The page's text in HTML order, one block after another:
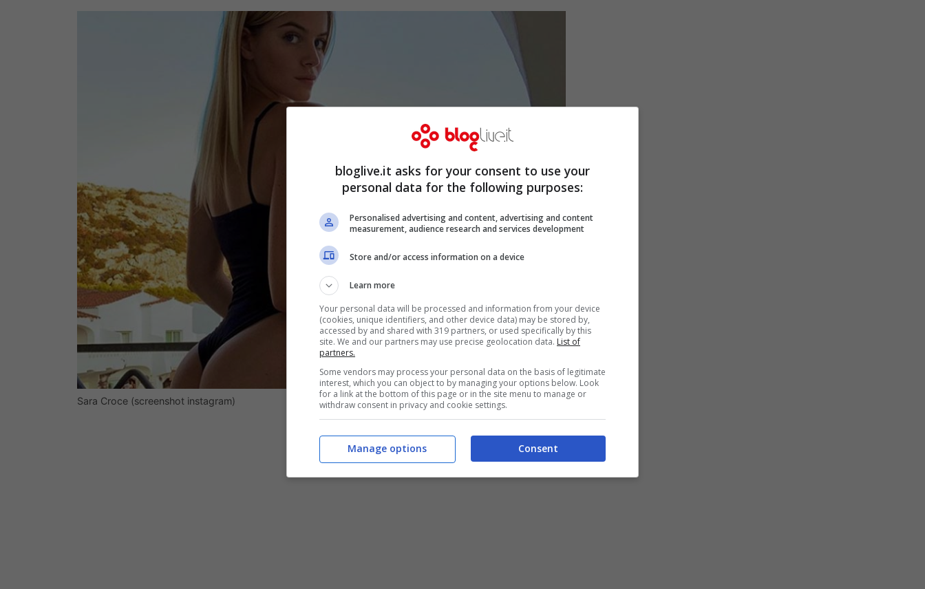
Sara Croce (screenshot instagram)
bloglive.it asks for your consent to use your
personal data for the following purposes:
Personalised advertising and content, advertising and content
measurement, audience research and services development
Store and/or access information on a device
Learn more
Your personal data will be processed and information from your device
(cookies, unique identifiers, and other device data) may be stored by,
accessed by and shared with 319 partners, or used specifically by this
site. We and our partners may use precise geolocation data. List of
partners.
Some vendors may process your personal data on the basis of legitimate
interest, which you can object to by managing your options below. Look
for a link at the bottom of this page or in the site menu to manage or
withdraw consent in privacy and cookie settings.
Consent
Manage options